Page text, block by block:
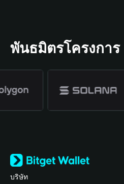
พันธมิตรโครงการ
บริษัท